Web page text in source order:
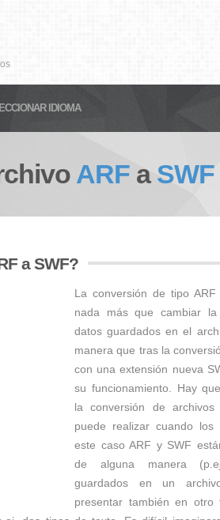
IDIOMA
ARF aSWF
a SWF?
La conversión de tipo
nada más que cambiar la
datos guardados en el
manera que tras la
con una extensión nueva
su funcionamiento. Hay
la conversión de archivos
puede realizar cuando los
este caso ARF y SWF
de alguna manera
guardados en un
presentar también en otro